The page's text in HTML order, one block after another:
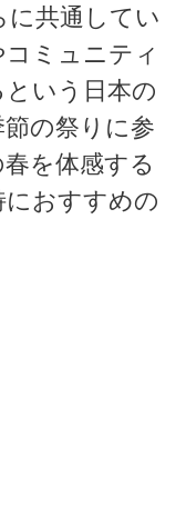
共通してい
ミュニティ
いう日本の
の祭りに参
を体感する
おすすめの